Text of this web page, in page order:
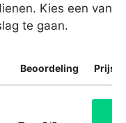
Kies een van
te gaan.
Beoordeling